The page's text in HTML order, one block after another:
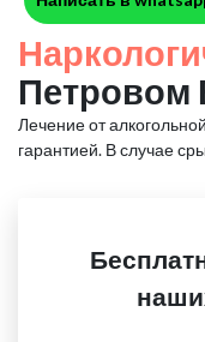
Петровом
Лечение от
гарантией. В случае